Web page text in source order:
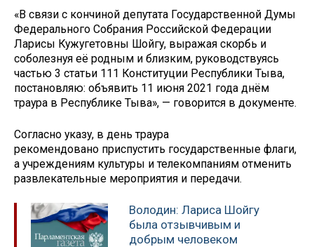
«В связи с кончиной депутата Государственной Думы
Федерального Собрания Российской Федерации
Ларисы Кужугетовны Шойгу, выражая скорбь и
соболезнуя её родным и близким, руководствуясь
частью 3 статьи 111 Конституции Республики Тыва,
постановляю: объявить 11 июня 2021 года днём
траура в Республике Тыва», — говорится в документе.
Согласно указу, в день траура
рекомендовано приспустить государственные флаги,
а учреждениям культуры и телекомпаниям отменить
развлекательные мероприятия и передачи.
Володин: Лариса Шойгу
была отзывчивым и
добрым человеком